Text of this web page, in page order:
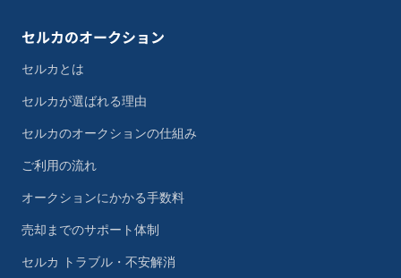
セルカのオークション
セルカとは
セルカが選ばれる理由
セルカのオークションの仕組み
ご利用の流れ
オークションにかかる手数料
売却までのサポート体制
セルカ トラブル・不安解消